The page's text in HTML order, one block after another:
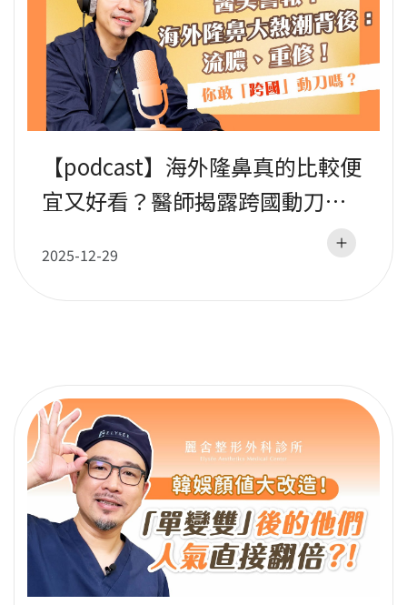
【podcast】海外隆鼻真的比較便
宜又好看？醫師揭露跨國動刀後
悔潮！你敢「跨國」動刀嗎？｜
蕭彥彰醫師
2025-12-29